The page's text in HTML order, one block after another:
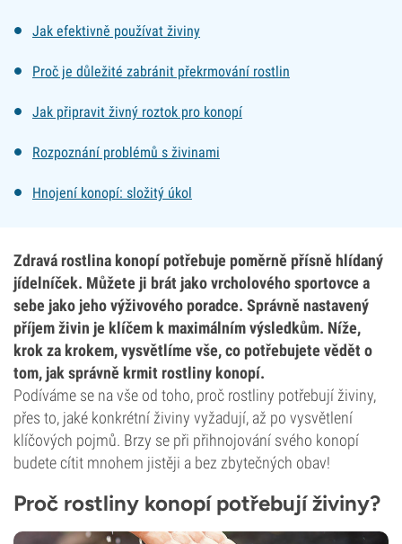
Jak efektivně používat živiny
Proč je důležité zabránit překrmování rostlin
Jak připravit živný roztok pro konopí
Rozpoznání problémů s živinami
Hnojení konopí: složitý úkol
Zdravá rostlina konopí potřebuje poměrně přísně hlídaný
jídelníček. Můžete ji brát jako vrcholového sportovce a
sebe jako jeho výživového poradce. Správně nastavený
příjem živin je klíčem k maximálním výsledkům. Níže,
krok za krokem, vysvětlíme vše, co potřebujete vědět o
tom, jak správně krmit rostliny konopí.
Podíváme se na vše od toho, proč rostliny potřebují živiny,
přes to, jaké konkrétní živiny vyžadují, až po vysvětlení
klíčových pojmů. Brzy se při přihnojování svého konopí
budete cítit mnohem jistěji a bez zbytečných obav!
Proč rostliny konopí potřebují živiny?